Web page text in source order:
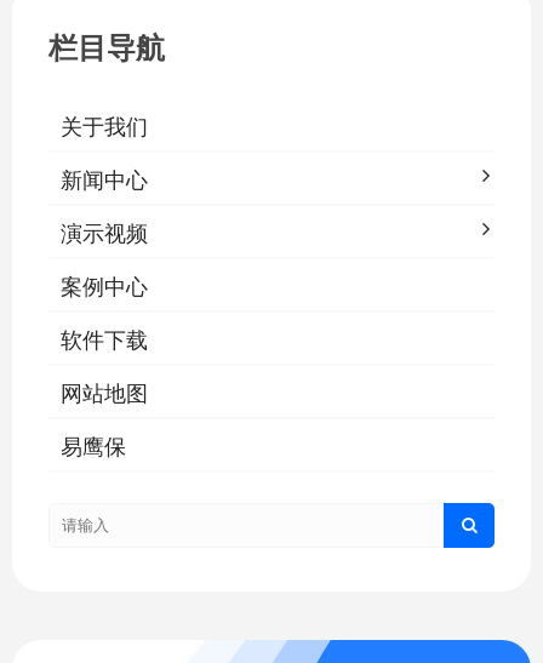
栏目导航
关于我们
新闻中心
演示视频
案例中心
软件下载
网站地图
易鹰保